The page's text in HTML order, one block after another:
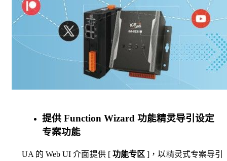
提供 Function Wizard 功能精灵导引设定
专案功能
UA 的 Web UI 介面提供 [ 功能专区]，以精灵式专案导引